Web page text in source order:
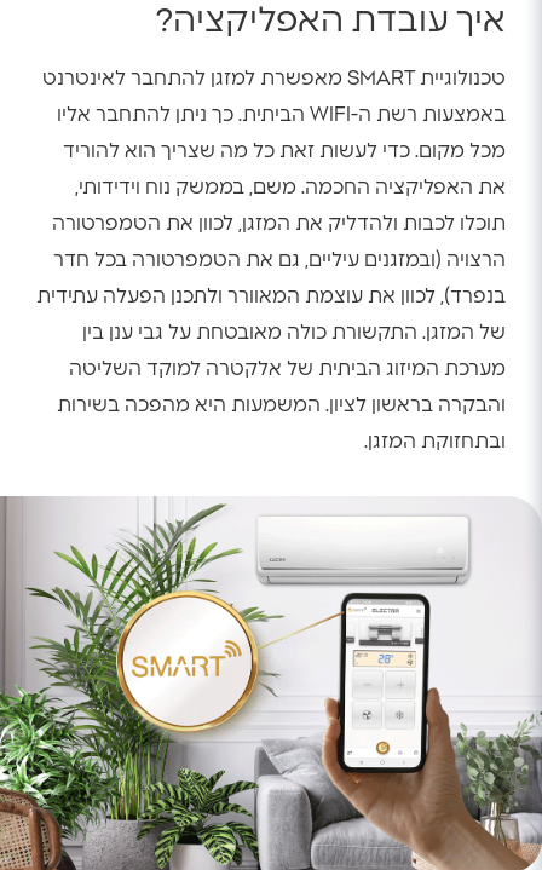
איך עובדת האפליקציה?
טכנולוגיית SMART מאפשרת למזגן להתחבר לאינטרנט
באמצעות רשת ה-WIFI הביתית. כך ניתן להתחבר אליו
מכל מקום. כדי לעשות זאת כל מה שצריך הוא להוריד
את האפליקציה החכמה. משם, בממשק נוח וידידותי,
תוכלו לכבות ולהדליק את המזגן, לכוון את הטמפרטורה
הרצויה (ובמזגנים עיליים, גם את הטמפרטורה בכל חדר
בנפרד), לכוון את עוצמת המאוורר ולתכנן הפעלה עתידית
של המזגן. התקשורת כולה מאובטחת על גבי ענן בין
מערכת המיזוג הביתית של אלקטרה למוקד השליטה
והבקרה בראשון לציון. המשמעות היא מהפכה בשירות
ובתחזוקת המזגן.